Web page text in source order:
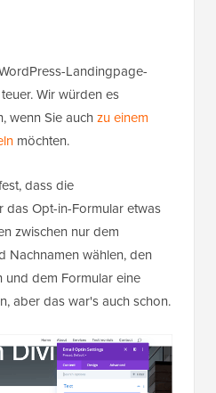
Landingpage-
Wir würden es
wenn Sie auchzu einem
möchten.
dass die
Opt-in-Formular etwas
zwischen nur dem
Nachnamen wählen, den
und dem Formular eine
aber das war's auch schon.